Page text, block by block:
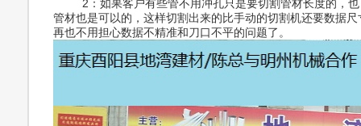
2：如果客户有些管不用冲孔只是要切割管材长度的，也
管材也是可以的，这样切割出来的比手动的切割机还要数据
再也不用担心数据不精准和刀口不平的问题了。